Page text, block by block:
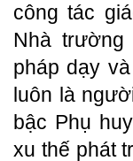
công tác
Nhà
pháp dạy
luôn là
bậc Phụ
xu thế phát